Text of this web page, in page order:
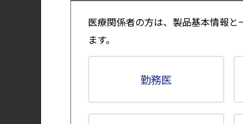
松圓会は千葉県北西部の6市からなる
宅介護支援に取り組むなど地域包括ケ
職種による専門的な治療・ケアを提供
東葛クリニック病院（＝本院）は、
り高い評価を維持。最新の2020年3月
いる」「地域に向けて医療に関する教
医療関係者の方は、製品基本情報
ます。
勤務医